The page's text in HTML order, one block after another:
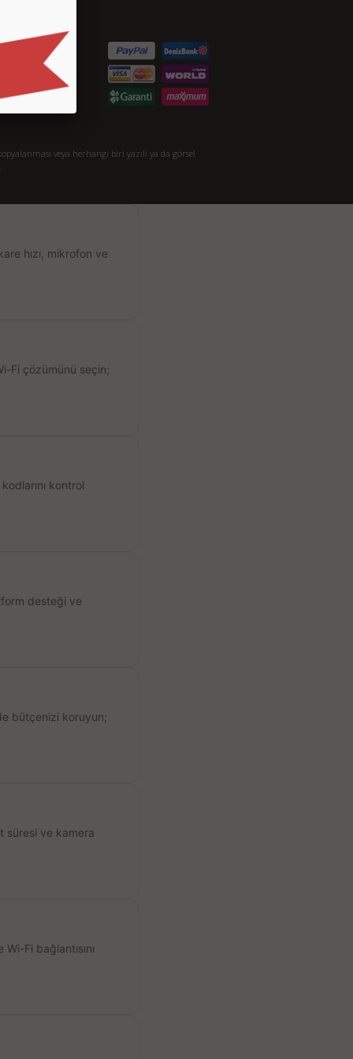
Arama
veya herhangi biri yazılı ya da görsel
hızı, mikrofon ve
Fi çözümünü seçin;
kontrol
desteği ve
bütçenizi koruyun;
süresi ve kamera
Fi bağlantısını